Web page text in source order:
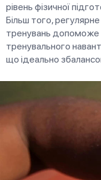
рівень фізичної
Більш того,
тренувань допоможе
тренувального
що ідеально